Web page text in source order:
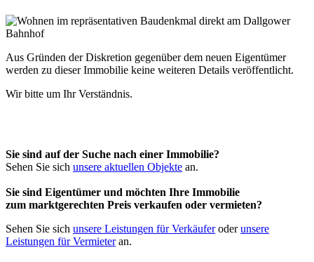
Aus Gründen der Diskretion gegenüber dem neuen Eigentümer
werden zu dieser Immobilie keine weiteren Details veröffentlicht.
Wir bitte um Ihr Verständnis.
Sie sind auf der Suche nach einer Immobilie?
Sehen Sie sich unsere aktuellen Objekte an.
Sie sind Eigentümer und möchten Ihre Immobilie
zum marktgerechten Preis verkaufen oder vermieten?
Sehen Sie sich unsere Leistungen für Verkäuferoderunsere
Leistungen für Vermieteran.